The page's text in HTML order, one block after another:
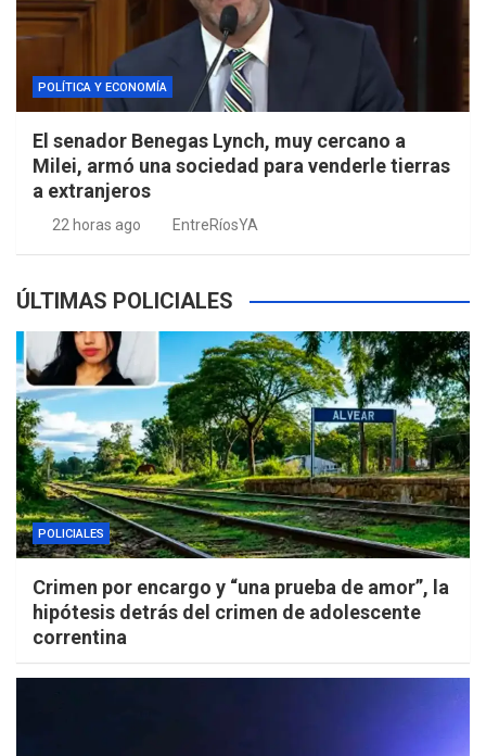
POLÍTICA Y ECONOMÍA
El senador Benegas Lynch, muy cercano a
Milei, armó una sociedad para venderle tierras
a extranjeros
22 horas ago EntreRíosYA
ÚLTIMAS POLICIALES
POLICIALES
Crimen por encargo y “una prueba de amor”, la
hipótesis detrás del crimen de adolescente
correntina